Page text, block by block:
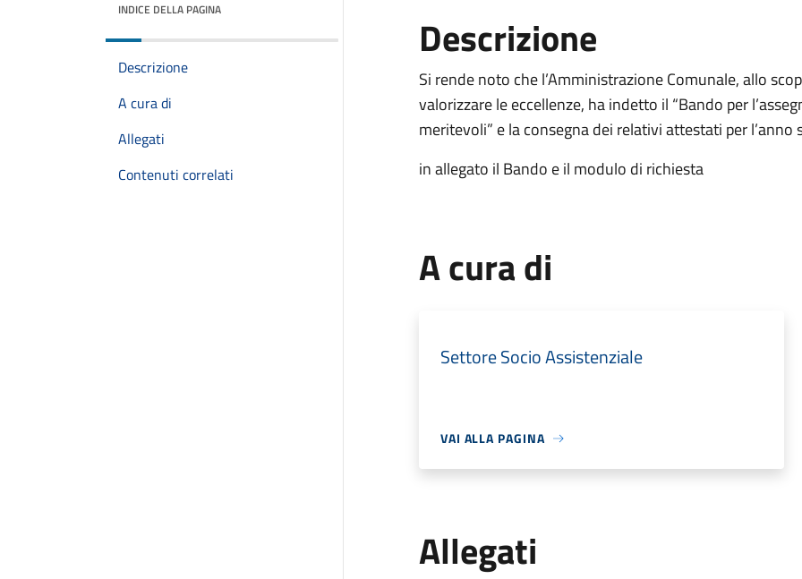
INDICE DELLA PAGINA
Descrizione
A cura di
Allegati
Contenuti correlati
Descrizione
Si rende noto che l’Amministrazione Comunale, allo
valorizzare le eccellenze, ha indetto il “Bando per
meritevoli” e la consegna dei relativi attestati per
in allegato il Bando e il modulo di richiesta
A cura di
Settore Socio Assistenziale
VAI ALLA PAGINA
Allegati